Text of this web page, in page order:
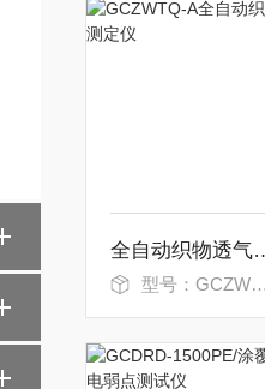
全自动织物
型号：GCZWTQ-A